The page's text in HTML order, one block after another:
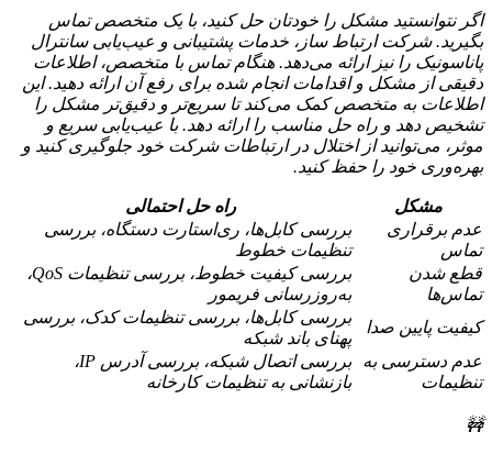
اگر نتوانستید مشکل را خودتان حل کنید، با یک متخصص تماس
بگیرید. شرکت ارتباط ساز، خدمات پشتیبانی و عیب‌یابی سانترال
پاناسونیک را نیز ارائه می‌دهد. هنگام تماس با متخصص، اطلاعات
دقیقی از مشکل و اقدامات انجام شده برای رفع آن ارائه دهید. این
اطلاعات به متخصص کمک می‌کند تا سریع‌تر و دقیق‌تر مشکل را
تشخیص دهد و راه حل مناسب را ارائه دهد. با عیب‌یابی سریع و
موثر، می‌توانید از اختلال در ارتباطات شرکت خود جلوگیری کنید و
بهره‌وری خود را حفظ کنید.
مشکل
راه حل احتمالی
عدم برقراری
تماس
بررسی کابل‌ها، ری‌استارت دستگاه، بررسی
تنظیمات خطوط
قطع شدن
تماس‌ها
بررسی کیفیت خطوط، بررسی تنظیمات QoS،
به‌روزرسانی فریمور
کیفیت پایین صدا
بررسی کابل‌ها، بررسی تنظیمات کدک، بررسی
پهنای باند شبکه
عدم دسترسی به
تنظیمات
بررسی اتصال شبکه، بررسی آدرس IP،
بازنشانی به تنظیمات کارخانه
🚧